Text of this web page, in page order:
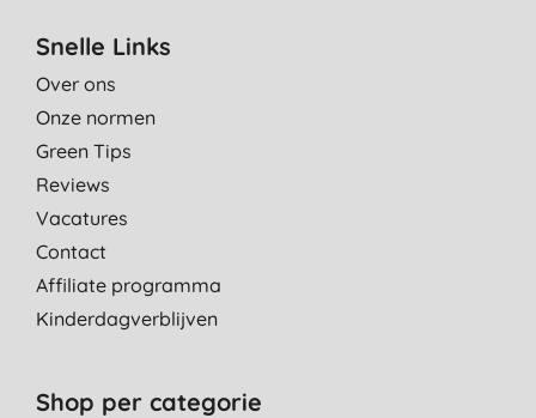
Snelle Links
Over ons
Onze normen
Green Tips
Reviews
Vacatures
Contact
Affiliate programma
Kinderdagverblijven
Shop per categorie